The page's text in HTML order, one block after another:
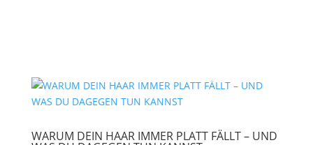
WARUM DEIN HAAR IMMER PLATT FÄLLT – UND